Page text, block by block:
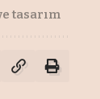
tasarım